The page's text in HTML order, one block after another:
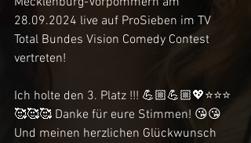
28.09.2024 live auf ProSieben im TV
Total Bundes Vision Comedy Contest
vertreten!
Ich holte den 3. Platz !!! 💪🏼💪🏼💖⭐️⭐️⭐️
🥰🥰🥰 Danke für eure Stimmen! 😘😘
Und meinen herzlichen Glückwunsch